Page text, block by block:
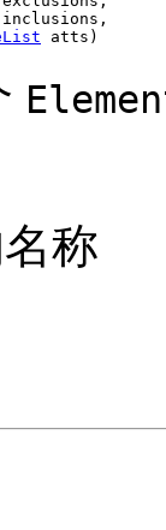
inclusions,
atts)
称